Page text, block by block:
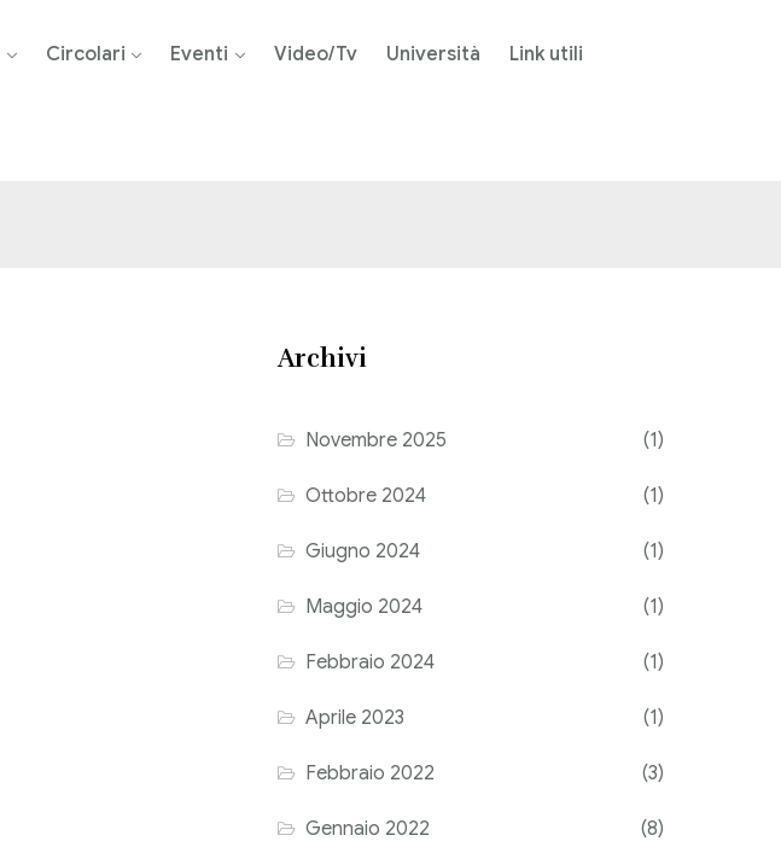
Circolari Eventi Video/Tv Università Link utili
Archivi
Novembre 2025 (1)
Ottobre 2024 (1)
Giugno 2024 (1)
Maggio 2024 (1)
Febbraio 2024 (1)
Aprile 2023 (1)
Febbraio 2022 (3)
Gennaio 2022 (8)